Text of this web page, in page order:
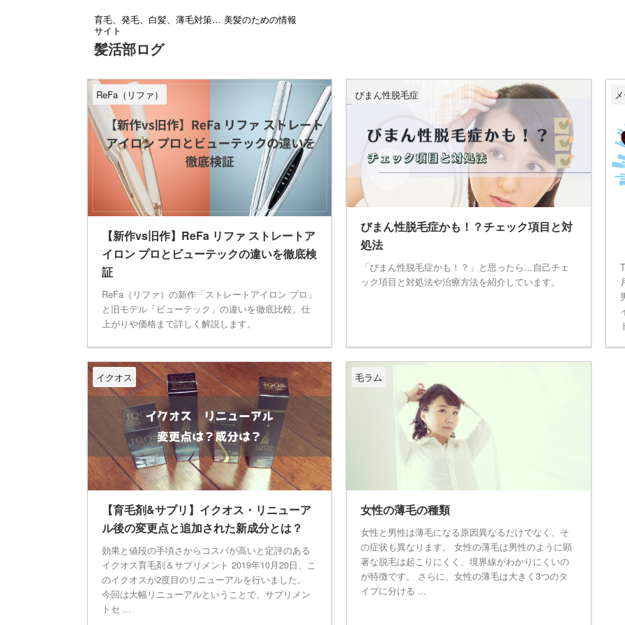
育毛、発毛、白髪、薄毛対策… 美髪のための情報
サイト
髪活部ログ
ReFa（リファ）
【新作vs旧作】ReFa リファ ストレートア
イロン プロとビューテックの違いを徹底検
証
ReFa（リファ）の新作「ストレートアイロン プロ」
と旧モデル「ビューテック」の違いを徹底比較。仕
上がりや価格まで詳しく解説します。
びまん性脱毛症
びまん性脱毛症かも！？チェック項目と対
処法
「びまん性脱毛症かも！？」と思ったら…自己チェ
ック項目と対処法や治療方法を紹介しています。
イクオス
【育毛剤&サプリ】イクオス・リニューア
ル後の変更点と追加された新成分とは？
効果と値段の手頃さからコスパが高いと定評のある
イクオス育毛剤＆サプリメント 2019年10月20日、こ
のイクオスが2度目のリニューアルを行いました。
今回は大幅リニューアルということで、サプリメン
トセ ...
毛ラム
女性の薄毛の種類
女性と男性は薄毛になる原因異なるだけでなく、そ
の症状も異なります。 女性の薄毛は男性のように顕
著な脱毛は起こりにくく、境界線がわかりにくいの
が特徴です。 さらに、女性の薄毛は大きく3つのタ
イプに分ける ...